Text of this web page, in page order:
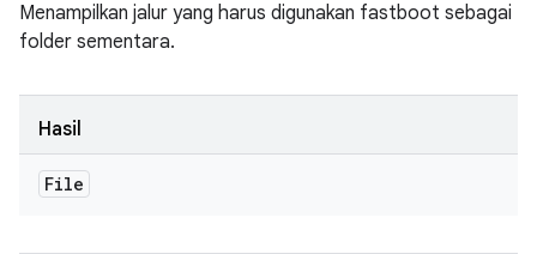
Menampilkan jalur yang harus digunakan fastboot sebagai
folder sementara.
Hasil
File